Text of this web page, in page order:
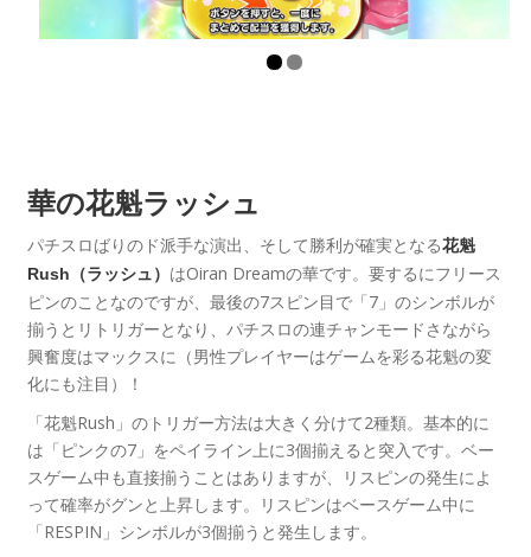
華の花魁ラッシュ
パチスロばりのド派手な演出、そして勝利が確実となる花魁
Rush（ラッシュ） はOiran Dreamの華です。要するにフリース
ピンのことなのですが、最後の7スピン目で「7」のシンボルが
揃うとリトリガーとなり、パチスロの連チャンモードさながら
興奮度はマックスに（男性プレイヤーはゲームを彩る花魁の変
化にも注目）！
「花魁Rush」のトリガー方法は大きく分けて2種類。基本的に
は「ピンクの7」をペイライン上に3個揃えると突入です。ベー
スゲーム中も直接揃うことはありますが、リスピンの発生によ
って確率がグンと上昇します。リスピンはベースゲーム中に
「RESPIN」シンボルが3個揃うと発生します。